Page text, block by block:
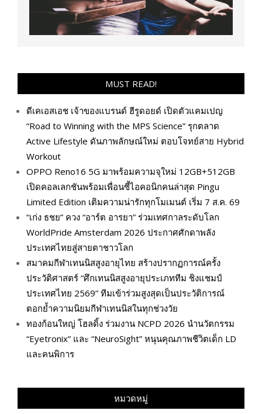
MUST READ!
ดีเคเอสเอช เจ้าของแบรนด์ ฮีรูดอยด์ เปิดตัวแคมเปญ
“Road to Winning with the MPS Science” รุกตลาด
Active Lifestyle ดันภาพลักษณ์ใหม่ ตอบโจทย์สาย Hybrid
Workout
OPPO Reno16 5G มาพร้อมความจุใหม่ 12GB+512GB
เปิดคอลเลกชันพร้อมเพื่อนซี้ไอคอนิกคนล่าสุด Pingu
Limited Edition เติมความน่ารักทุกโมเมนต์ เริ่ม 7 ส.ค. 69
“เก่ง ธชย” ควง “อาร์ต อารยา” ร่วมเทศกาลระดับโลก
WorldPride Amsterdam 2026 ประกาศศักดาพลัง
ประเทศไทยสู่สายตาชาวโลก
สมาคมกีฬาเทนนิสสูงอายุไทย สร้างปรากฏการณ์ครั้ง
ประวัติศาสตร์ “ศึกเทนนิสสูงอายุประเภททีม ชิงแชมป์
ประเทศไทย 2569” ทีมเข้าร่วมสูงสุดเป็นประวัติการณ์
ตอกย้ำความนิยมกีฬาเทนนิสในทุกช่วงวัย
ทองก้อนใหญ่ โฮลดิ้ง ร่วมงาน NCPD 2026 นำนวัตกรรม
“Eyetronix” และ “NeuroSight” หนุนคุณภาพชีวิตเด็ก LD
และคนพิการ
หมวดหมู่